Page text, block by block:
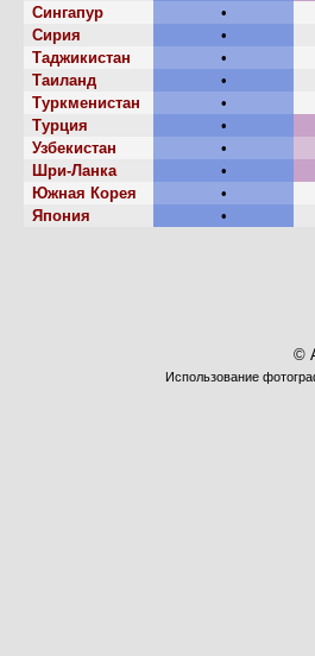
Сингапур
•
Сирия
•
Таджикистан
•
Таиланд
•
Туркменистан
•
Турция
•
Узбекистан
•
Шри-Ланка
•
Южная Корея
•
Япония
•
©
Использование